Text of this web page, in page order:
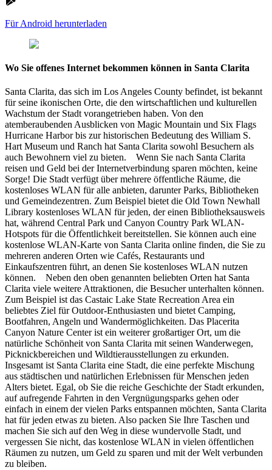
Für Android herunterladen
Wo Sie offenes Internet bekommen können in Santa Clarita
Santa Clarita, das sich im Los Angeles County befindet, ist bekannt
für seine ikonischen Orte, die den wirtschaftlichen und kulturellen
Wachstum der Stadt vorangetrieben haben. Von den
atemberaubenden Ausblicken von Magic Mountain und Six Flags
Hurricane Harbor bis zur historischen Bedeutung des William S.
Hart Museum und Ranch hat Santa Clarita sowohl Besuchern als
auch Bewohnern viel zu bieten. Wenn Sie nach Santa Clarita
reisen und Geld bei der Internetverbindung sparen möchten, keine
Sorge! Die Stadt verfügt über mehrere öffentliche Räume, die
kostenloses WLAN für alle anbieten, darunter Parks, Bibliotheken
und Gemeindezentren. Zum Beispiel bietet die Old Town Newhall
Library kostenloses WLAN für jeden, der einen Bibliotheksausweis
hat, während Central Park und Canyon Country Park WLAN-
Hotspots für die Öffentlichkeit bereitstellen. Sie können auch eine
kostenlose WLAN-Karte von Santa Clarita online finden, die Sie zu
mehreren anderen Orten wie Cafés, Restaurants und
Einkaufszentren führt, an denen Sie kostenloses WLAN nutzen
können. Neben den oben genannten beliebten Orten hat Santa
Clarita viele weitere Attraktionen, die Besucher unterhalten können.
Zum Beispiel ist das Castaic Lake State Recreation Area ein
beliebtes Ziel für Outdoor-Enthusiasten und bietet Camping,
Bootfahren, Angeln und Wandermöglichkeiten. Das Placerita
Canyon Nature Center ist ein weiterer großartiger Ort, um die
natürliche Schönheit von Santa Clarita mit seinen Wanderwegen,
Picknickbereichen und Wildtierausstellungen zu erkunden.
Insgesamt ist Santa Clarita eine Stadt, die eine perfekte Mischung
aus städtischen und natürlichen Erlebnissen für Menschen jeden
Alters bietet. Egal, ob Sie die reiche Geschichte der Stadt erkunden,
auf aufregende Fahrten in den Vergnügungsparks gehen oder
einfach in einem der vielen Parks entspannen möchten, Santa Clarita
hat für jeden etwas zu bieten. Also packen Sie Ihre Taschen und
machen Sie sich auf den Weg in diese wundervolle Stadt, und
vergessen Sie nicht, das kostenlose WLAN in vielen öffentlichen
Räumen zu nutzen, um Geld zu sparen und mit der Welt verbunden
zu bleiben.